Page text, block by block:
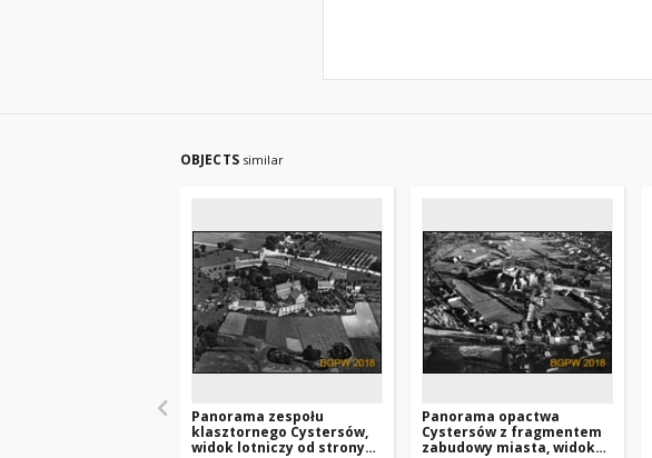
OBJECTS similar
Panorama zespołu
klasztornego Cystersów,
widok lotniczy od strony
Panorama opactwa
Cystersów z fragmentem
zabudowy miasta, widok